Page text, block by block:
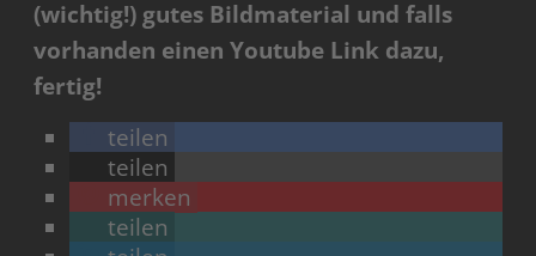
(wichtig!) gutes Bildmaterial und falls
vorhanden einen Youtube Link dazu,
fertig!
teilen
teilen
merken
teilen